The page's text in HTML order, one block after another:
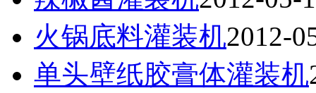
火锅底料灌装机2012-
单头壁纸胶膏体灌装机